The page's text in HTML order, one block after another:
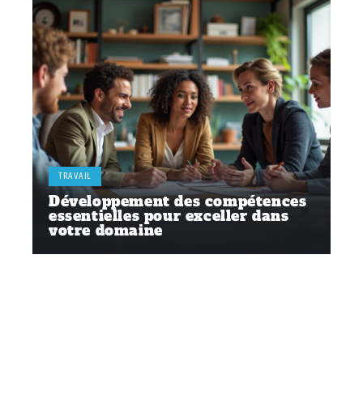
TRAVAIL
Développement des compétences
essentielles pour exceller dans
votre domaine